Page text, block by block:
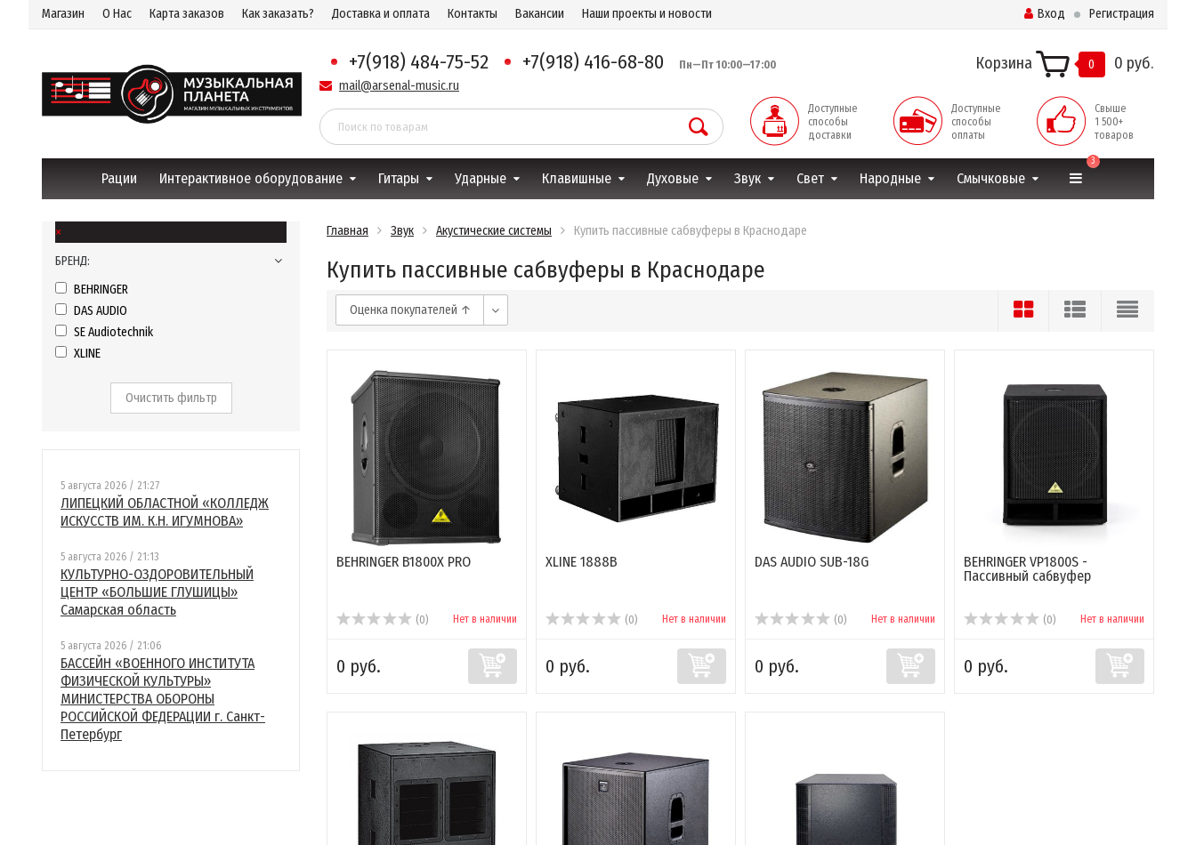
Магазин О Нас Карта заказов Как заказать? Доставка и оплата Контакты Вакансии Наши проекты и новости Вход Регистрация
+7(918) 484-75-52 +7(918) 416-68-80 Пн—Пт 10:00—17:00
mail@arsenal-music.ru
Корзина 0 0 руб.
Доступные
способы
доставки
Доступные
способы
оплаты
Свыше
1 500+
товаров
Рации Интерактивное оборудование Гитары Ударные Клавишные Духовые Звук Свет Народные Смычковые
3
×
БРЕНД:
BEHRINGER
DAS AUDIO
SE Audiotechnik
XLINE
Очистить фильтр
5 августа 2026 / 21:27
ЛИПЕЦКИЙ ОБЛАСТНОЙ «КОЛЛЕДЖ
ИСКУССТВ ИМ. К.Н. ИГУМНОВА»
5 августа 2026 / 21:13
КУЛЬТУРНО-ОЗДОРОВИТЕЛЬНЫЙ
ЦЕНТР «БОЛЬШИЕ ГЛУШИЦЫ»
Самарская область
5 августа 2026 / 21:06
БАССЕЙН «ВОЕННОГО ИНСТИТУТА
ФИЗИЧЕСКОЙ КУЛЬТУРЫ»
МИНИСТЕРСТВА ОБОРОНЫ
РОССИЙСКОЙ ФЕДЕРАЦИИ г. Санкт-
Петербург
Главная Звук Акустические системы Купить пассивные сабвуферы в Краснодаре
Купить пассивные сабвуферы в Краснодаре
Оценка покупателей ↑
BEHRINGER B1800X PRO
(0) Нет в наличии
0 руб.
XLINE 1888B
(0) Нет в наличии
0 руб.
DAS AUDIO SUB-18G
(0) Нет в наличии
0 руб.
BEHRINGER VP1800S -
Пассивный сабвуфер
(0) Нет в наличии
0 руб.